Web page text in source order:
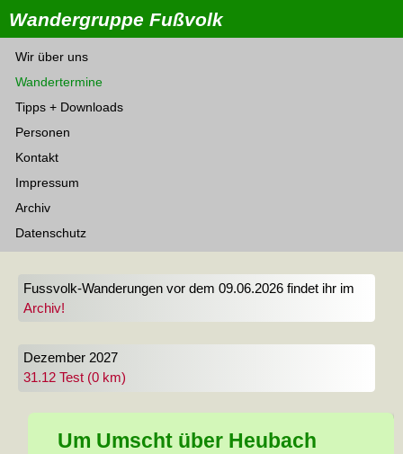
Wandergruppe Fußvolk
Wir über uns
Wandertermine
Tipps + Downloads
Personen
Kontakt
Impressum
Archiv
Datenschutz
Fussvolk-Wanderungen vor dem 09.06.2026 findet ihr im
Archiv!
Dezember 2027
31.12 Test (0 km)
Um Umscht über Heubach